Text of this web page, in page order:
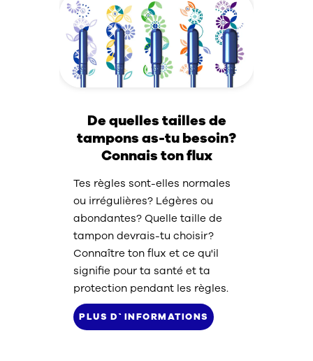
De quelles tailles de
tampons as-tu besoin?
Connais ton flux
Tes règles sont-elles normales
ou irrégulières? Légères ou
abondantes? Quelle taille de
tampon devrais-tu choisir?
Connaître ton flux et ce qu'il
signifie pour ta santé et ta
protection pendant les règles.
PLUS D`INFORMATIONS